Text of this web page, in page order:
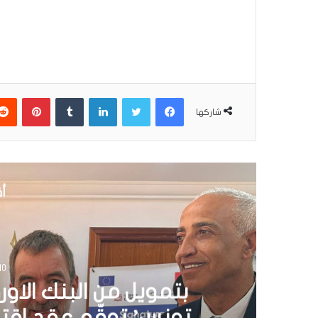
شاركها
فيسبوكتويتر لينكدإن
30
تونس تطلق أول قارب